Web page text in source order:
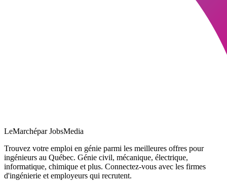
LeMarchépar JobsMedia
Trouvez votre emploi en génie parmi les meilleures offres pour
ingénieurs au Québec. Génie civil, mécanique, électrique,
informatique, chimique et plus. Connectez-vous avec les firmes
d'ingénierie et employeurs qui recrutent.